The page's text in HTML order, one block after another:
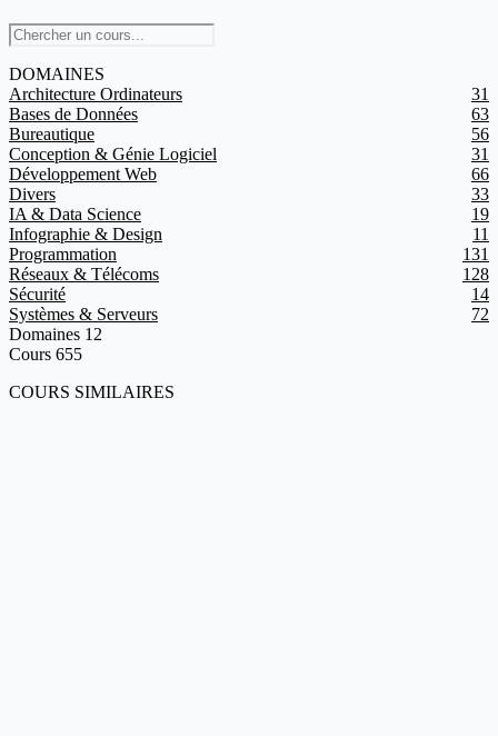
DOMAINES
Architecture Ordinateurs
31
Bases de Données
63
Bureautique
56
Conception & Génie Logiciel
31
Développement Web
66
Divers
33
IA & Data Science
19
Infographie & Design
11
Programmation
131
Réseaux & Télécoms
128
Sécurité
14
Systèmes & Serveurs
72
Domaines 12
Cours 655
COURS SIMILAIRES